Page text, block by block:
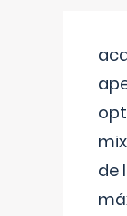
de